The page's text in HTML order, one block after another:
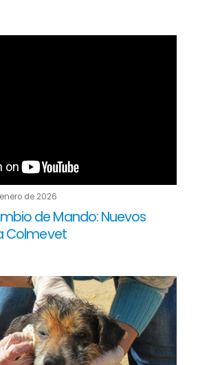
de 2026
de Mando: Nuevos
Colmevet